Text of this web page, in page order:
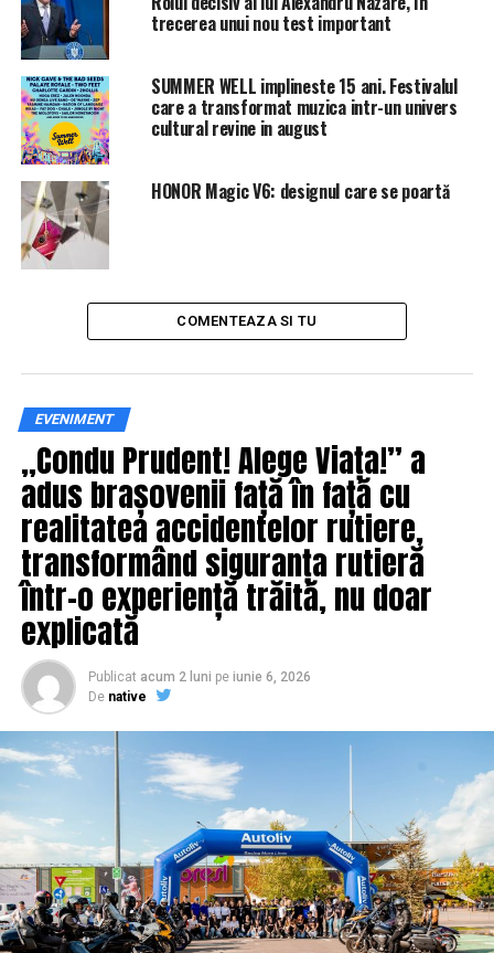
BREAKING NEWS! Liviu Dragnea, la Parchetul General |
IasiAZI.ro
trecerea unui nou test important
SUMMER WELL implineste 15 ani. Festivalul
care a transformat muzica intr-un univers
cultural revine in august
HONOR Magic V6: designul care se poartă
COMENTEAZA SI TU
EVENIMENT
„Condu Prudent! Alege Viața!” a
adus brașovenii față în față cu
realitatea accidentelor rutiere,
transformând siguranța rutieră
într-o experiență trăită, nu doar
explicată
Publicat acum 2 luni pe iunie 6, 2026
De native